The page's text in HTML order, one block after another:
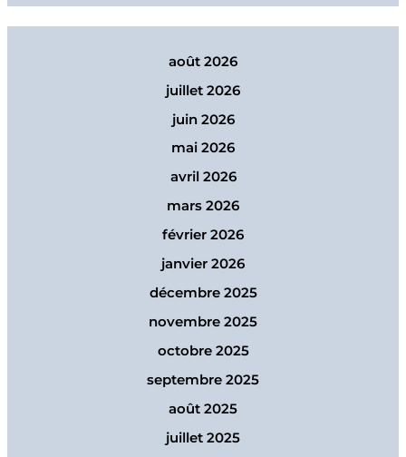
août 2026
juillet 2026
juin 2026
mai 2026
avril 2026
mars 2026
février 2026
janvier 2026
décembre 2025
novembre 2025
octobre 2025
septembre 2025
août 2025
juillet 2025